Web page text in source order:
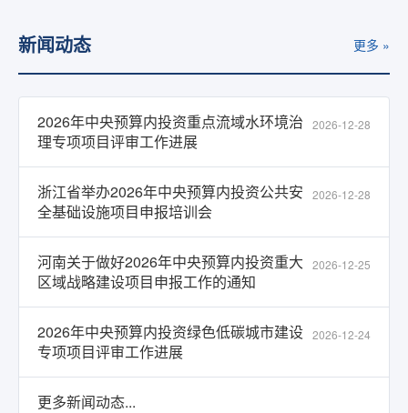
新闻动态 更多 »
2026年中央预算内投资重点流域水环境治
理专项项目评审工作进展
2026-12-28
浙江省举办2026年中央预算内投资公共安
全基础设施项目申报培训会
2026-12-28
河南关于做好2026年中央预算内投资重大
区域战略建设项目申报工作的通知
2026-12-25
2026年中央预算内投资绿色低碳城市建设
专项项目评审工作进展
2026-12-24
更多新闻动态...